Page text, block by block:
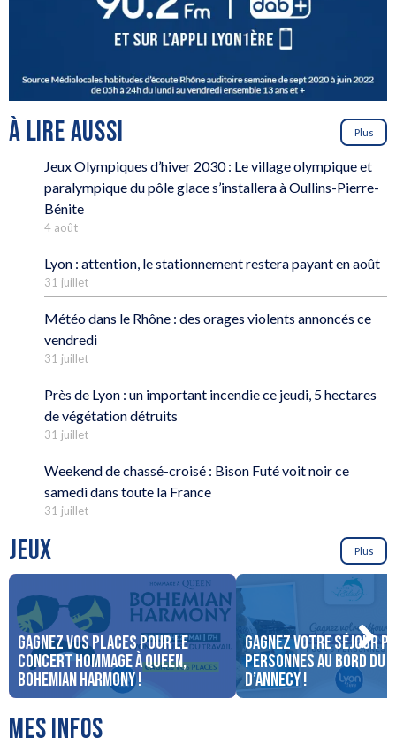
À LIRE AUSSI Plus
Jeux Olympiques d’hiver 2030 : Le village olympique et
paralympique du pôle glace s’installera à Oullins-Pierre-
Bénite
4 août
Lyon : attention, le stationnement restera payant en août
31 juillet
Météo dans le Rhône : des orages violents annoncés ce
vendredi
31 juillet
Près de Lyon : un important incendie ce jeudi, 5 hectares
de végétation détruits
31 juillet
Weekend de chassé-croisé : Bison Futé voit noir ce
samedi dans toute la France
31 juillet
JEUX Plus
Gagnez vos places pour le
concert Hommage à Queen,
Bohemian Harmony !
Gagnez votre séjour
personnes au bord du
d’Annecy !
MES INFOS